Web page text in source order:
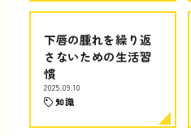
下唇の腫れを繰り返
さないための生活習
慣
2025.09.10
知識